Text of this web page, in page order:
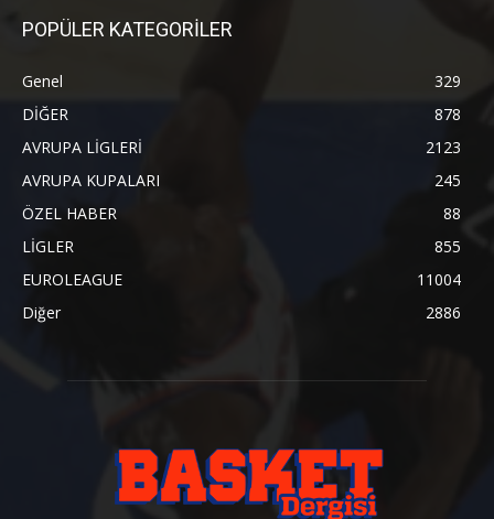
POPÜLER KATEGORİLER
Genel
329
DİĞER
878
AVRUPA LİGLERİ
2123
AVRUPA KUPALARI
245
ÖZEL HABER
88
LİGLER
855
EUROLEAGUE
11004
Diğer
2886